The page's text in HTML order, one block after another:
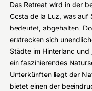
Das Retreat wird in der
Costa de la Luz, was auf
bedeutet, abgehalten.
erstrecken sich
Städte im Hinterland
ein faszinierendes
Unterkünften liegt der
bietet einen der